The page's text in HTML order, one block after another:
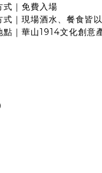
式｜免費入場
式｜現場酒水、餐食皆
點｜華山1914文化創意